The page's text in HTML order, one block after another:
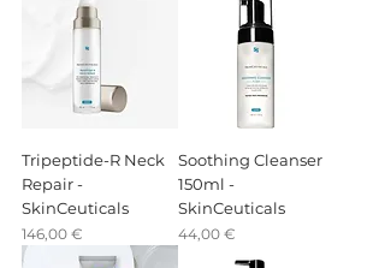
Tripeptide-R Neck
Repair -
SkinCeuticals
Preço
146,00 €
Soothing Cleanser
150ml -
SkinCeuticals
Preço
44,00 €